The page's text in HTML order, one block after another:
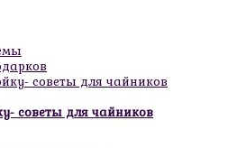
советы для чайников